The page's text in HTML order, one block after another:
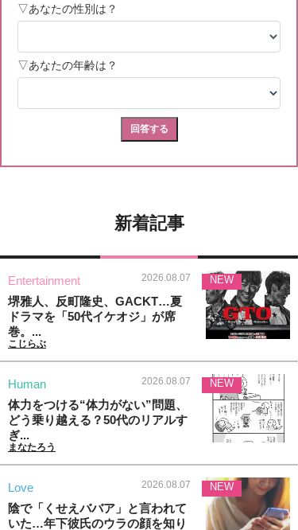
新着記事
Entertainment 2026.08.07
堺雅人、反町隆史、GACKT…夏
ドラマを「50代イケオジ」が席
巻。...
こじらぶ
NEW
Human 2026.08.07
体力をつける“体力がない”問題、
どう乗り越える？50代のリアルす
ぎ...
まなたろう
NEW
Love 2026.08.07
陰で「くせえババア」と言われて
いた…年下彼氏のウラの顔を知り
NEW